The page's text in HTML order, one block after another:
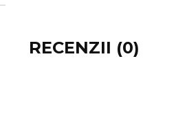
RECENZII (0)